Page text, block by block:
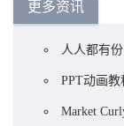
更多资讯
人人都有
PPT动画
Market